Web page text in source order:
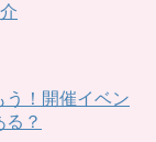
う！開催イベン
る？